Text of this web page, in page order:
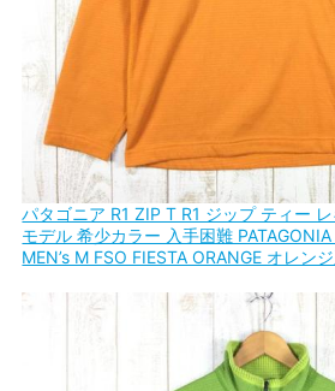
パタゴニア R1 ZIP T R1 ジップ ティー
モデル 希少カラー 入手困難
MEN’s M FSO FIESTA ORANGE オレン